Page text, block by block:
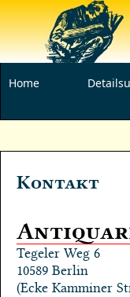
Home
Kontakt
Tegeler Weg 6
10589 Berlin
(Ecke Kamminer